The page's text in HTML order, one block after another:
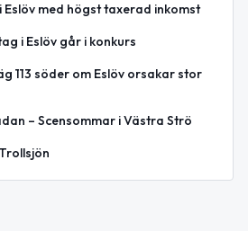
Eslöv med högst taxerad inkomst
i Eslöv går i konkurs
113 söder om Eslöv orsakar stor
– Scensommar i Västra Strö